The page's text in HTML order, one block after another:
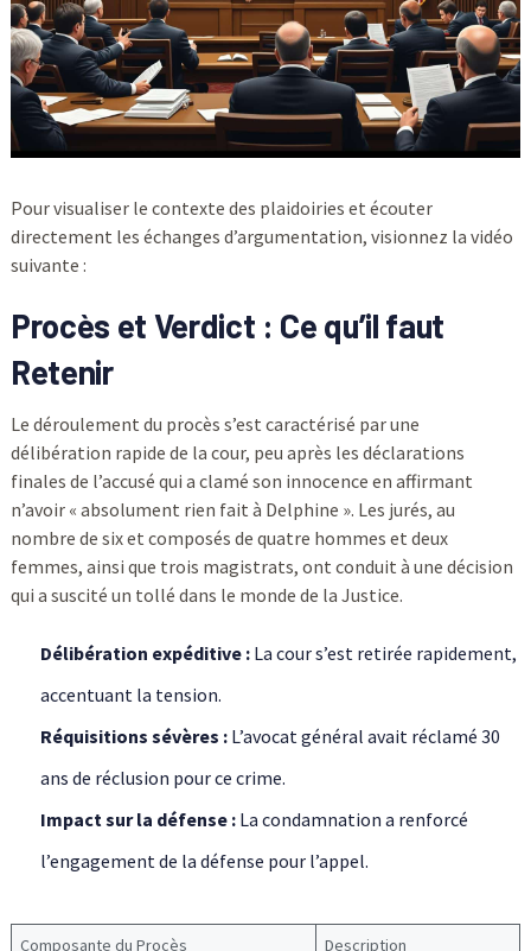
Pour visualiser le contexte des plaidoiries et écouter
directement les échanges d’argumentation, visionnez la vidéo
suivante :
Procès et Verdict : Ce qu’il faut
Retenir
Le déroulement du procès s’est caractérisé par une
délibération rapide de la cour, peu après les déclarations
finales de l’accusé qui a clamé son innocence en affirmant
n’avoir « absolument rien fait à Delphine ». Les jurés, au
nombre de six et composés de quatre hommes et deux
femmes, ainsi que trois magistrats, ont conduit à une décision
qui a suscité un tollé dans le monde de la Justice.
Délibération expéditive :La cour s’est retirée rapidement,
accentuant la tension.
Réquisitions sévères :L’avocat général avait réclamé 30
ans de réclusion pour ce crime.
Impact sur la défense :La condamnation a renforcé
l’engagement de la défense pour l’appel.
Composante du Procès Description